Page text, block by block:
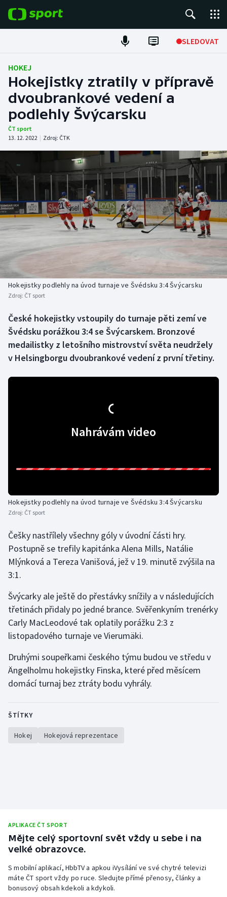
SLEDOVAT
ME v atletice
ME v plavání
Fotbal
Hokej
Tenis
DALŠÍ SPORTY
Americký fotbal
Atletika
Baseball a softbal
Basketbal
Boby a skeleton
Box
Golf
Házená
Jezdectví
Judo
Krasobruslení
Lyže a snowboard
Ragby
Rychlobruslení
Rychlostní kanoistika
NEPŘEHLÉDNĚTE
Soutěže
Historické návraty
Aplikace ČT sport
HOKEJ
Hokejistky ztratily v přípravě
dvoubrankové vedení a
podlehly Švýcarsku
ČT sport
13. 12. 2022 | Zdroj: ČTK
Hokejistky podlehly na úvod turnaje ve Švédsku 3:4 Švýcarsku
Zdroj: ČT sport
České hokejistky vstoupily do turnaje pěti zemí ve
Švédsku porážkou 3:4 se Švýcarskem. Bronzové
medailistky z letošního mistrovství světa neudržely
v Helsingborgu dvoubrankové vedení z první třetiny.
Nahrávám video
Hokejistky podlehly na úvod turnaje ve Švédsku 3:4 Švýcarsku
Zdroj: ČT sport
Češky nastřílely všechny góly v úvodní části hry.
Postupně se trefily kapitánka Alena Mills, Natálie
Mlýnková a Tereza Vanišová, jež v 19. minutě zvýšila na
3:1.
Švýcarky ale ještě do přestávky snížily a v následujících
třetinách přidaly po jedné brance. Svěřenkyním trenérky
Carly MacLeodové tak oplatily porážku 2:3 z
listopadového turnaje ve Vierumäki.
Druhými soupeřkami českého týmu budou ve středu v
Ängelholmu hokejistky Finska, které před měsícem
domácí turnaj bez ztráty bodu vyhrály.
ŠTÍTKY
Hokej Hokejová reprezentace
APLIKACE ČT SPORT
Mějte celý sportovní svět vždy u sebe i na
velké obrazovce.
S mobilní aplikací, HbbTV a apkou iVysílání ve své chytré televizi
máte ČT sport vždy po ruce. Sledujte přímé přenosy, články a
bonusový obsah kdekoli a kdykoli.